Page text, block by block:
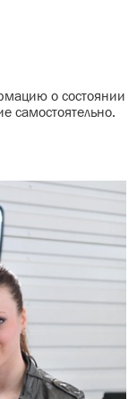
о состоянии
самостоятельно.